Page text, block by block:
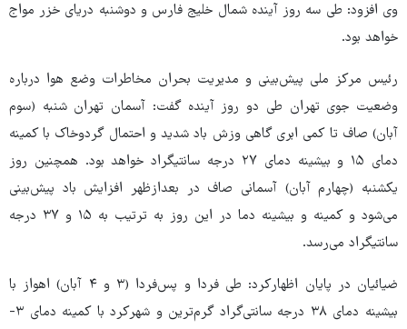
وی افزود: طی سه روز آینده شمال خلیج فارس و دوشنبه دریای خزر مواج
خواهد بود.
رئیس مرکز ملی پیش‌بینی و مدیریت بحران مخاطرات وضع هوا درباره
وضعیت جوی تهران طی دو روز آینده گفت: آسمان تهران شنبه (سوم
آبان) صاف تا کمی ابری گاهی وزش باد شدید و احتمال گردوخاک با کمینه
دمای ۱۵ و بیشینه دمای ۲۷ درجه سانتیگراد خواهد بود. همچنین روز
یکشنبه (چهارم آبان) آسمانی صاف در بعدازظهر افزایش باد پیش‌بینی
می‌شود و کمینه و بیشینه دما در این روز به ترتیب به ۱۵ و ۳۷ درجه
سانتیگراد می‌رسد.
ضیائیان در پایان اظهارکرد: طی فردا و پس‌فردا (۳ و ۴ آبان) اهواز با
بیشینه دمای ۳۸ درجه سانتی‌گراد گرم‌ترین و شهرکرد با کمینه دمای ۳-